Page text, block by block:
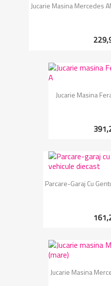
Jucarie Masina Mercedes
Jucarie Masina
Parcare-Garaj Cu
Jucarie Masina